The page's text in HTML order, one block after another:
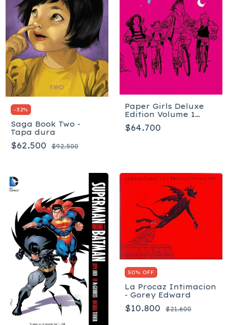
-32%
Saga Book Two -
Tapa dura
$62.500 $92.500
Paper Girls Deluxe
Edition Volume 1
(Paper Girls, 1) Tapa
dura
$64.700
50% OFF
La Procaz Intimacion
- Gorey Edward
$10.800 $21.600